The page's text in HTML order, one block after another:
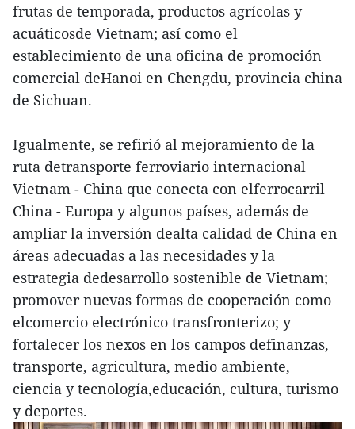
frutas de temporada, productos agrícolas y
acuáticosde Vietnam; así como el
establecimiento de una oficina de promoción
comercial deHanoi en Chengdu, provincia china
de Sichuan.
Igualmente, se refirió al mejoramiento de la
ruta detransporte ferroviario internacional
Vietnam - China que conecta con elferrocarril
China - Europa y algunos países, además de
ampliar la inversión dealta calidad de China en
áreas adecuadas a las necesidades y la
estrategia dedesarrollo sostenible de Vietnam;
promover nuevas formas de cooperación como
elcomercio electrónico transfronterizo; y
fortalecer los nexos en los campos definanzas,
transporte, agricultura, medio ambiente,
ciencia y tecnología,educación, cultura, turismo
y deportes.